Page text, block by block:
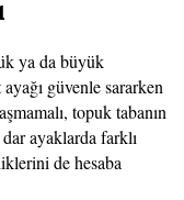
ya da büyük
güvenle sararken
topuk tabanın
ayaklarda farklı
de hesaba